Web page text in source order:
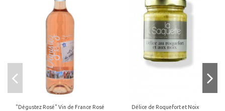
"Dégustez Rosé" Vin de France Rosé Délice de Roquefort et Noix